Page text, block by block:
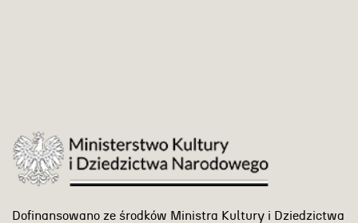
Dofinansowano ze środków Ministra Kultury i Dziedzictwa